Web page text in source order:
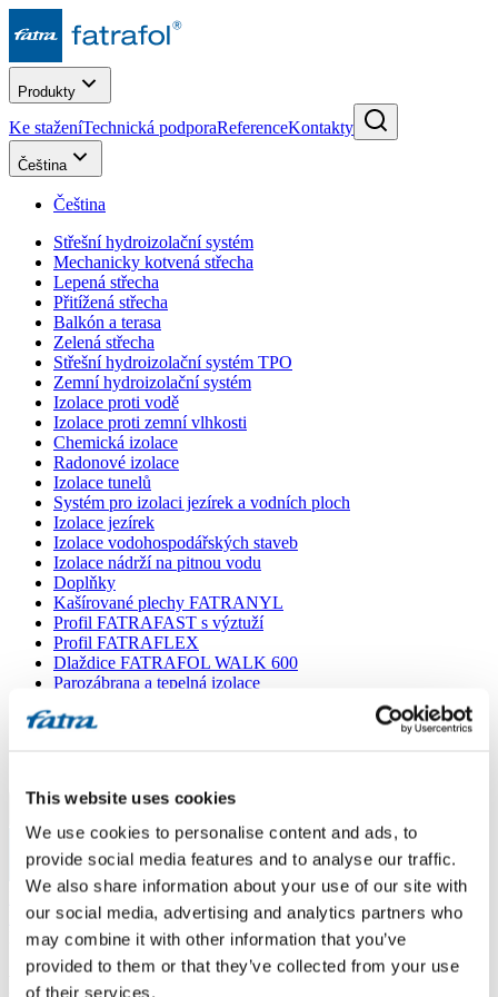
This website uses cookies
We use cookies to personalise content and ads, to
provide social media features and to analyse our traffic.
We also share information about your use of our site with
our social media, advertising and analytics partners who
may combine it with other information that you’ve
provided to them or that they’ve collected from your use
of their services.
Produkty
Ke staženíTechnická podporaReferenceKontakty
Čeština
Čeština
Střešní hydroizolační systém
Mechanicky kotvená střecha
Lepená střecha
Přitížená střecha
Balkón a terasa
Zelená střecha
Střešní hydroizolační systém TPO
Zemní hydroizolační systém
Izolace proti vodě
Izolace proti zemní vlhkosti
Chemická izolace
Radonové izolace
Izolace tunelů
Systém pro izolaci jezírek a vodních ploch
Izolace jezírek
Izolace vodohospodářských staveb
Izolace nádrží na pitnou vodu
Doplňky
Kašírované plechy FATRANYL
Profil FATRAFAST s výztuží
Profil FATRAFLEX
Dlaždice FATRAFOL WALK 600
Parozábrana a tepelná izolace
Lepidla
Menu
Domů
Poradna/
Fatrafol 810 T3
Fatrafol 810 T3